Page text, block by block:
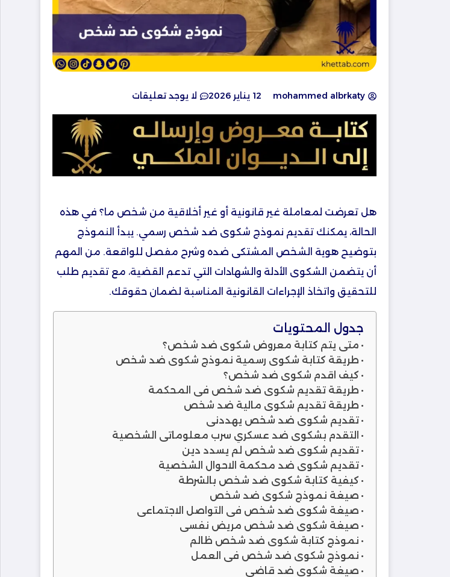
mohammed albrkaty 12 يناير 2026 لا يوجد تعليقات
هل تعرضت لمعاملة غير قانونية أو غير أخلاقية من شخص ما؟ في هذه
الحالة، يمكنك تقديم نموذج شكوى ضد شخص رسمي. يبدأ النموذج
بتوضيح هوية الشخص المشتكى ضده وشرح مفصل للواقعة. من المهم
أن يتضمن الشكوى الأدلة والشهادات التي تدعم القضية، مع تقديم طلب
للتحقيق واتخاذ الإجراءات القانونية المناسبة لضمان حقوقك.
جدول المحتويات
متي يتم كتابة معروض شكوى ضد شخص​؟
طريقة كتابة شكوى رسمية نموذج شكوى ضد شخص
كيف اقدم شكوى ضد شخص​؟
طريقة تقديم شكوى ضد شخص في المحكمة​
طريقة تقديم شكوى مالية ضد شخص​
تقديم شكوى ضد شخص يهددني
التقدم بشكوى ضد عسكري سرب معلوماتي الشخصية
تقديم شكوى ضد شخص لم يسدد دين
تقديم شكوى ضد محكمة الاحوال الشخصية
كيفية كتابة شكوى ضد شخص بالشرطة​
صيغة نموذج شكوى ضد شخص
صيغة شكوى ضد شخص في التواصل الاجتماعي​
صيغة شكوى ضد شخص مريض نفسي​
نموذج كتابة شكوى ضد شخص ظالم
نموذج شكوى ضد شخص في العمل
صيغة شكوى ضد قاضي